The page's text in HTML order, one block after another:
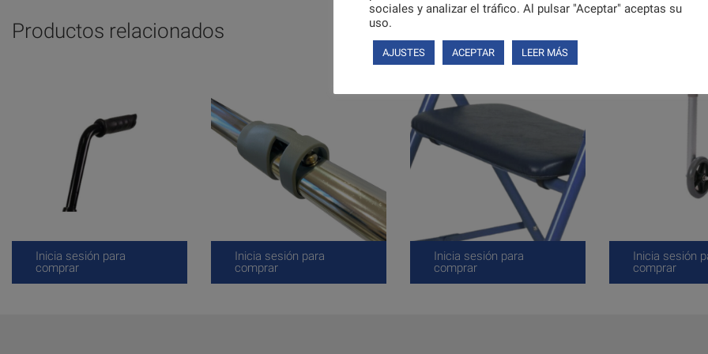
Productos relacionados
Inicia sesión para
comprar
Inicia sesión para
comprar
Inicia sesión para
comprar
Inicia sesión
comprar
sociales y analizar el tráfico. Al pulsar "Aceptar" aceptas su
uso.
AJUSTES ACEPTAR LEER MÁS